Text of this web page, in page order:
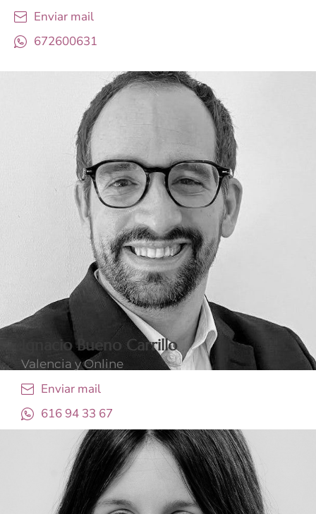
Enviar mail
672600631
Ignacio Bueno Carrillo
Valencia y Online
Enviar mail
616 94 33 67